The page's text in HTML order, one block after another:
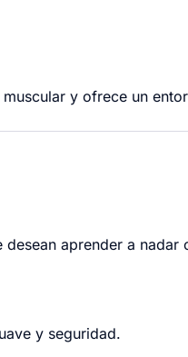
y ofrece un
aprender a nadar
y seguridad.